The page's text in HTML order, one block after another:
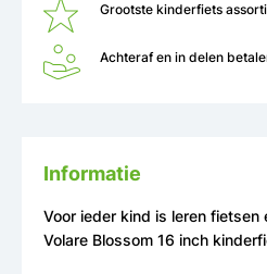
Grootste kinderfiets
Achteraf en in delen
Informatie
Voor ieder kind is leren fietsen
Volare Blossom 16 inch